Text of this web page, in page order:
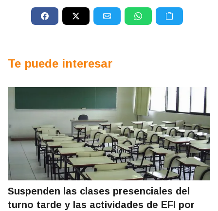
Te puede interesar
Suspenden las clases presenciales del
turno tarde y las actividades de EFI por